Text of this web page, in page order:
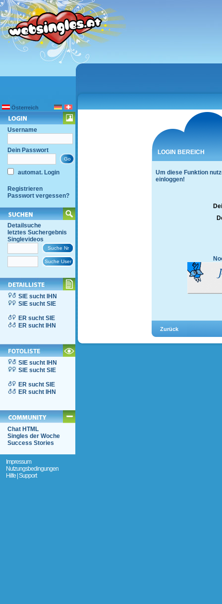
Österreich
Username
Dein Passwort
automat. Login
Registrieren
Passwort vergessen?
Detailsuche
letztes Suchergebnis
Singlevideos
SIE sucht IHN
SIE sucht SIE
ER sucht SIE
ER sucht IHN
SIE sucht IHN
SIE sucht SIE
ER sucht SIE
ER sucht IHN
Chat HTML
Singles der Woche
Success Stories
Impressum
Nutzungsbedingungen
Hilfe | Support
LOGIN BEREICH
Um diese Funktion
einloggen!